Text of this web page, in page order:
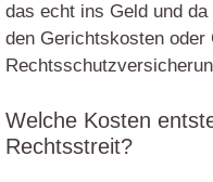
das echt ins Geld und
den Gerichtskosten oder
Welche Kosten
Rechtsstreit?